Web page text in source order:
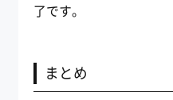
了です。
まとめ